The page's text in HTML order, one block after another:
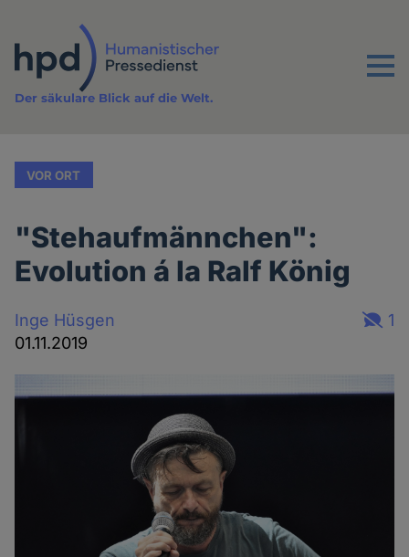
Inhalt
Menu
Der säkulare Blick auf die Welt.
VOR ORT
"Stehaufmännchen":
Evolution á la Ralf König
Inge Hüsgen
01.11.2019
1